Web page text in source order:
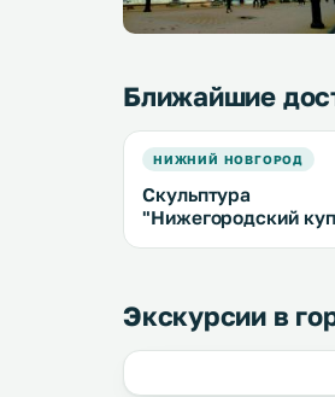
Ближайшие
НИЖНИЙ НОВГОРОД
Скульптура
"Нижегородский
Экскурсии в